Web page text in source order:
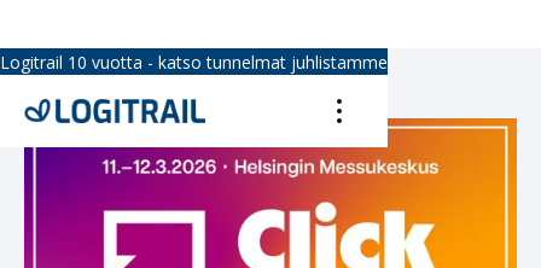
Logitrail 10 vuotta - katso tunnelmat juhlistamme